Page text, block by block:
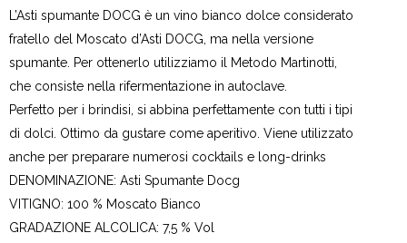
L’Asti spumante DOCG è un vino bianco dolce considerato
fratello del Moscato d’Asti DOCG, ma nella versione
spumante. Per ottenerlo utilizziamo il Metodo Martinotti,
che consiste nella rifermentazione in autoclave.
Perfetto per i brindisi, si abbina perfettamente con tutti i tipi
di dolci. Ottimo da gustare come aperitivo. Viene utilizzato
anche per preparare numerosi cocktails e long-drinks
DENOMINAZIONE: Asti Spumante Docg
VITIGNO: 100 % Moscato Bianco
GRADAZIONE ALCOLICA: 7,5 % Vol